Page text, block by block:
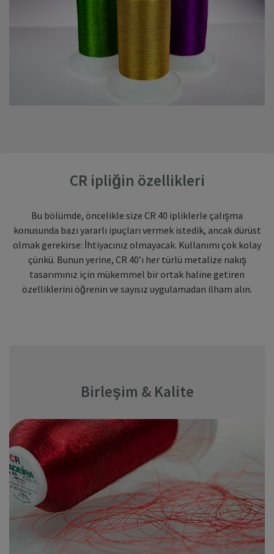
CR ipliğin özellikleri
Bu bölümde, öncelikle size CR 40 ipliklerle çalışma
konusunda bazı yararlı ipuçları vermek istedik, ancak dürüst
olmak gerekirse: İhtiyacınız olmayacak. Kullanımı çok kolay
çünkü. Bunun yerine, CR 40’ı her türlü metalize nakış
tasarımınız için mükemmel bir ortak haline getiren
özelliklerini öğrenin ve sayısız uygulamadan ilham alın.
Birleşim & Kalite